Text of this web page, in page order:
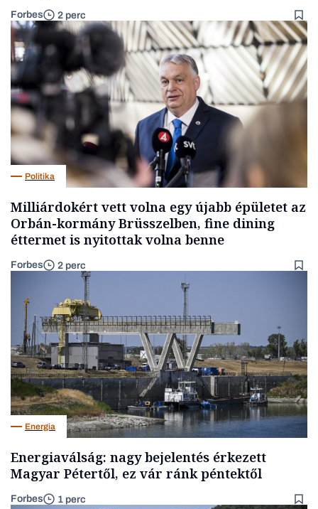
Forbes 2 perc
Politika
Milliárdokért vett volna egy újabb épületet az
Orbán-kormány Brüsszelben, fine dining
éttermet is nyitottak volna benne
Forbes 2 perc
Energia
Energiaválság: nagy bejelentés érkezett
Magyar Pétertől, ez vár ránk péntektől
Forbes 1 perc